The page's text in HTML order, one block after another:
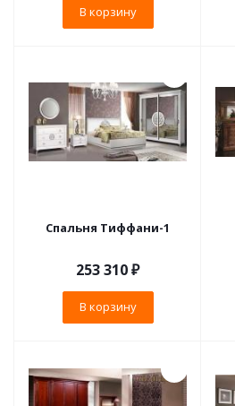
В корзину
Спальня Тиффани-1
253 310₽
В корзину